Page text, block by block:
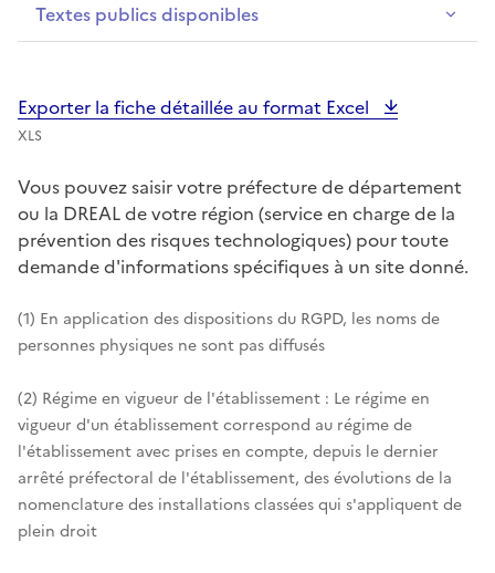
Textes publics disponibles
Exporter la fiche détaillée au format Excel
XLS
Vous pouvez saisir votre préfecture de département
ou la DREAL de votre région (service en charge de la
prévention des risques technologiques) pour toute
demande d'informations spécifiques à un site donné.
(1) En application des dispositions du RGPD, les noms de
personnes physiques ne sont pas diffusés
(2) Régime en vigueur de l'établissement : Le régime en
vigueur d'un établissement correspond au régime de
l'établissement avec prises en compte, depuis le dernier
arrêté préfectoral de l'établissement, des évolutions de la
nomenclature des installations classées qui s'appliquent de
plein droit